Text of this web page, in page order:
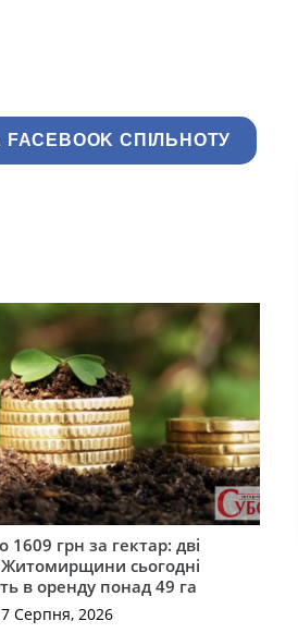
СПІЛЬНОТУ
1609 грн за гектар: дві
сьогодні
в оренду понад 49 га
Серпня, 2026